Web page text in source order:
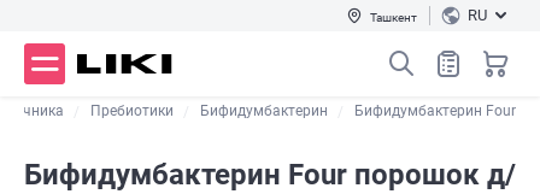
Ташкент RU
Пребиотики Бифидумбактерин Бифидумбактерин Four
Бифидумбактерин Four порошок д/